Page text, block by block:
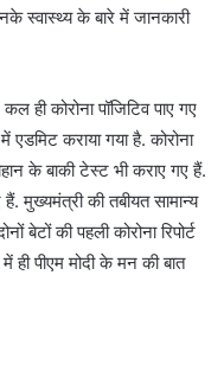
स्वास्थ्य के बारे में जानकारी
ही कोरोना पॉजिटिव पाए गए
कराया गया है. कोरोना
के बाकी टेस्ट भी कराए गए हैं.
मुख्यमंत्री की तबीयत सामान्य
बेटों की पहली कोरोना रिपोर्ट
पीएम मोदी के मन की बात